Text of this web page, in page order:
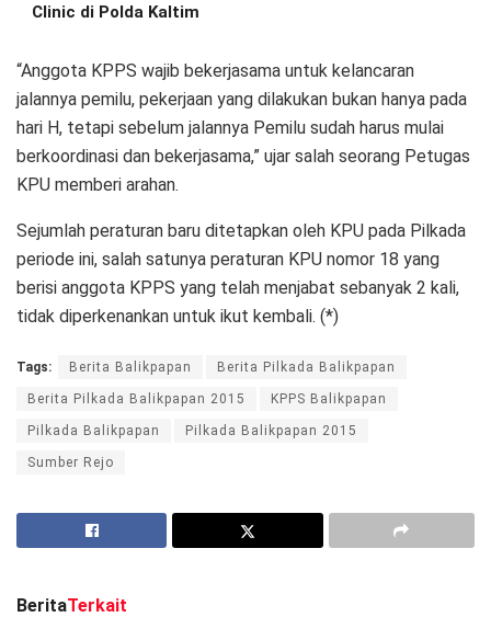
Clinic di Polda Kaltim
“Anggota KPPS wajib bekerjasama untuk kelancaran
jalannya pemilu, pekerjaan yang dilakukan bukan hanya pada
hari H, tetapi sebelum jalannya Pemilu sudah harus mulai
berkoordinasi dan bekerjasama,” ujar salah seorang Petugas
KPU memberi arahan.
Sejumlah peraturan baru ditetapkan oleh KPU pada Pilkada
periode ini, salah satunya peraturan KPU nomor 18 yang
berisi anggota KPPS yang telah menjabat sebanyak 2 kali,
tidak diperkenankan untuk ikut kembali. (*)
Tags: Berita Balikpapan Berita Pilkada Balikpapan
Berita Pilkada Balikpapan 2015 KPPS Balikpapan
Pilkada Balikpapan Pilkada Balikpapan 2015
Sumber Rejo
BeritaTerkait